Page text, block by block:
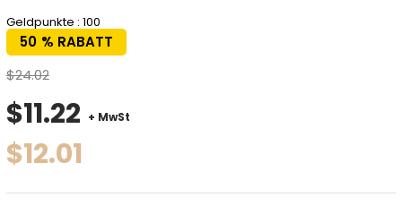
Geldpunkte : 100
%
50
RABATT
$24.02
$11.22 + MwSt
$12.01